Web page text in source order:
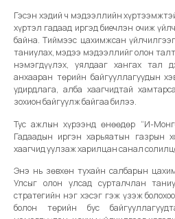
Гэсэн хэдий ч мэдээллийн
хүртэл гадаад иргэд биечлэн очиж
байна. Тиймээс цахимжсан
таниулах, мэдээ мэдээллийг олон
нэмэгдүүлэх, уялдааг хангах тал
анхааран төрийн байгууллагуудын
удирдлага, алба хаагчидтай
зохион байгуулж байгаа билээ.
Тус ажлын хүрээнд өнөөдөр “И-
Гадаадын иргэн харьяатын газрын
хаагчид уулзаж харилцан санал
Энэ нь зөвхөн тухайн салбарын
Улсыг олон улсад сурталчлан
стратегийн нэг хэсэг гэж үзэж
болон төрийн бус